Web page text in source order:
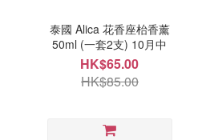
泰國 Alica 花香座枱香薰
50ml (一套2支) 10月中
HK$65.00
HK$85.00